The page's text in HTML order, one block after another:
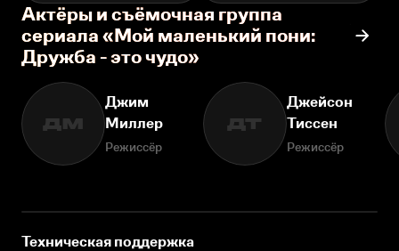
Актёры и съёмочная группа
сериала «Мой маленький пони:
Дружба - это чудо»
ДМ
Джим
Миллер
Режиссёр
ДТ
Джейсон
Тиссен
Режиссёр
Техническая поддержка